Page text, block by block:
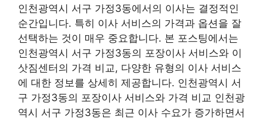
인천광역시 서구 가정3동에서의 이사는 결정적인
순간입니다. 특히 이사 서비스의 가격과 옵션을 잘
선택하는 것이 매우 중요합니다. 본 포스팅에서는
인천광역시 서구 가정3동의 포장이사 서비스와 이
삿짐센터의 가격 비교, 다양한 유형의 이사 서비스
에 대한 정보를 상세히 제공합니다. 인천광역시 서
구 가정3동의 포장이사 서비스와 가격 비교 인천광
역시 서구 가정3동은 최근 이사 수요가 증가하면서